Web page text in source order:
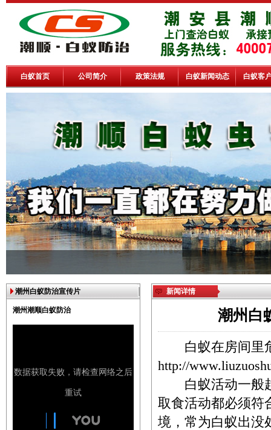
白蚁首页 公司简介 政策法规 白蚁新闻动态 白蚁客
潮州白蚁防治宣传片
潮州潮顺白蚁防治
新闻详情
潮州白
白蚁在房间里
http://
白蚁活动一般趋
取食活动都必须符
境，常为白蚁出没